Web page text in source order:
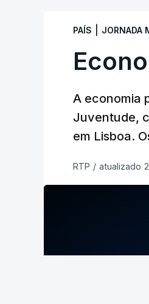
PAÍS JORNADA
A economia
Juventude,
em Lisboa.
RTP / atualizado